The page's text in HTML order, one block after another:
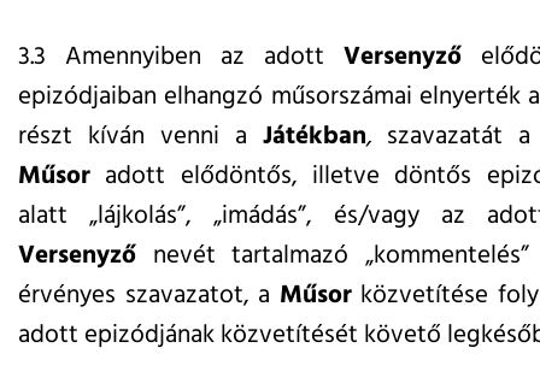
3.3 Amennyiben az adott Versenyző
epizódjaiban elhangzó műsorszámai elnyerték
részt kíván venni a Játékban, szavazatát
Műsor adott elődöntős, illetve döntős
alatt „lájkolás”, „imádás”, és/vagy az
Versenyző nevét tartalmazó
érvényes szavazatot, a Műsorközvetítése
adott epizódjának közvetítését követő